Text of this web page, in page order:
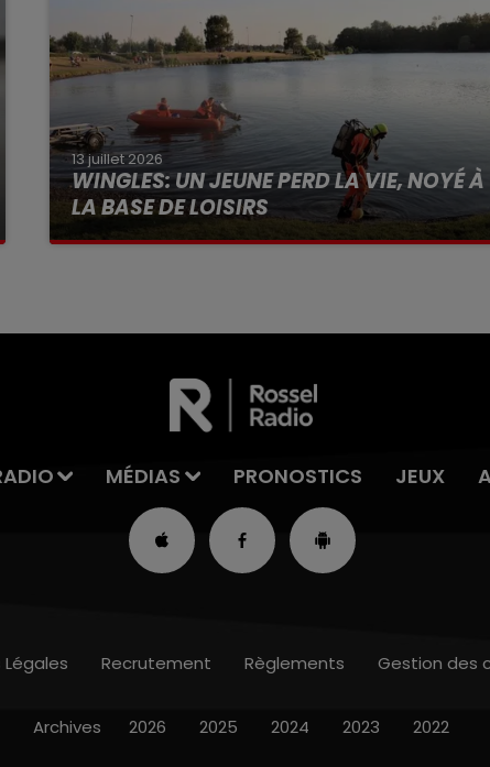
13 juillet 2026
WINGLES: UN JEUNE PERD LA VIE, NOYÉ À
LA BASE DE LOISIRS
La victime a coulé à pic
MÉDIAS PRONOSTICS JEUX
Recrutement Règlements Gestion des
Archives 2026 2025 2024 2023 2022